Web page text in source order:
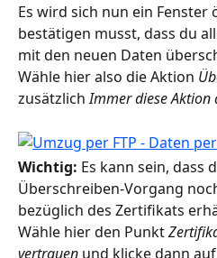
Es wird sich nun ein Fenster
bestätigen musst, dass du
mit den neuen Daten
Wähle hier also die Aktion
zusätzlich Immer diese Aktion
Wichtig: Es kann sein, dass
Überschreiben-Vorgang
bezüglich des Zertifikats
Wähle hier den Punkt
vertrauen und klicke dann auf